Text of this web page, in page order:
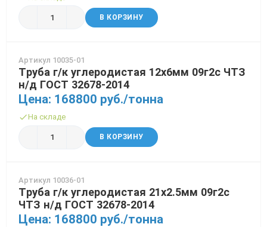
В КОРЗИНУ
Артикул 10035-01
Труба г/к углеродистая 12х6мм 09г2с ЧТЗ
н/д ГОСТ 32678-2014
Цена: 168800 руб./тонна
На складе
В КОРЗИНУ
Артикул 10036-01
Труба г/к углеродистая 21х2.5мм 09г2с
ЧТЗ н/д ГОСТ 32678-2014
Цена: 168800 руб./тонна
Труба восстановленная